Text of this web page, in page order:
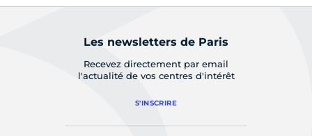
Les newsletters de Paris
Recevez directement par email
l'actualité de vos centres d'intérêt
S'INSCRIRE